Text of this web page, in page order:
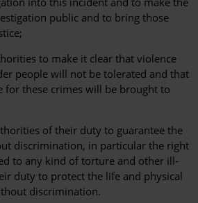
public and to bring those
to make it clear that violence
people will not be tolerated and that
for these crimes will be brought to
of their duty to guarantee the
discrimination, in particular the right
to any kind of torture and other ill-
duty to protect the life and physical
discrimination.